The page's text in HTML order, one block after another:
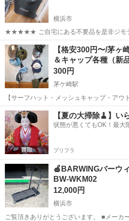
横浜市
★★★★★ ご自宅にある不要品を是非ジモ
みしませんか？ 家電、趣味・スポーツ・
衣料服飾品、生活雑貨、家具、本、CD・
ち込めます！ ※詳細はこ...
神奈川 横浜市 その他 Coleman
【格安300円〜/茅ヶ
＆キャップ各種（新
300円
茅ケ崎駅
【サーフハット・メッシュキャップ・アウトド
ただきありがとうございます！ 海水浴やサーフィン、SUP、プール、
アウトドアの日焼け防止に大活躍するサー
得にお譲りいたします。 ...
神奈川 茅ヶ崎市 茅ケ崎駅 マリ
【夏の大掃除🧹】い
状態が悪くてもOK！最大
プリフラ
🍎BARWINGバーウ
BW-WKM02
12,000円
横浜市
ご覧頂きありがとうございます。 ■メーカ